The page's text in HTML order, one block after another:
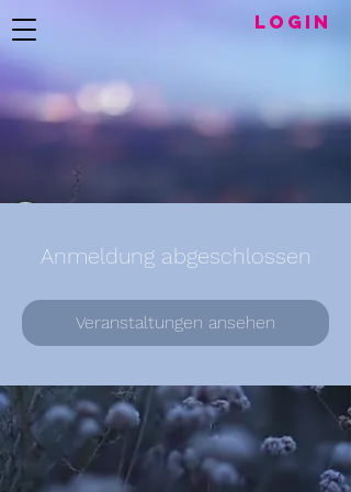
LogIN
Anmeldung abgeschlossen
Veranstaltungen ansehen